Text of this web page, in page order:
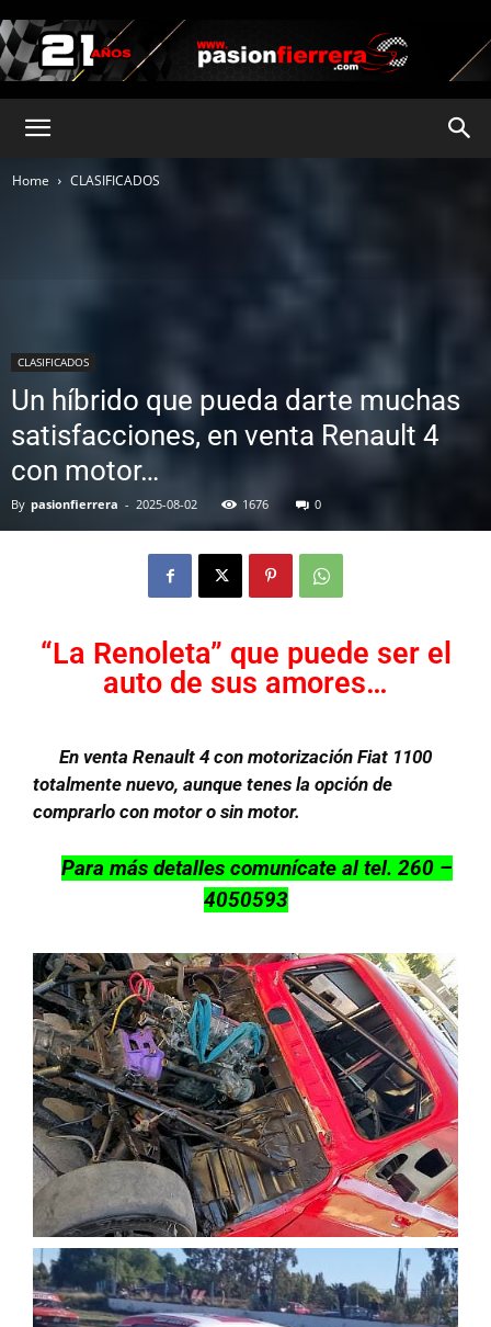
Home CLASIFICADOS
CLASIFICADOS
Un híbrido que pueda darte muchas
satisfacciones, en venta Renault 4
con motor…
By pasionfierrera - 2025-08-02 1676 0
“La Renoleta” que puede ser el
auto de sus amores…
En venta Renault 4 con motorización Fiat 1100
totalmente nuevo, aunque tenes la opción de
comprarlo con motor o sin motor.
Para más detalles comunícate al tel. 260 –
4050593